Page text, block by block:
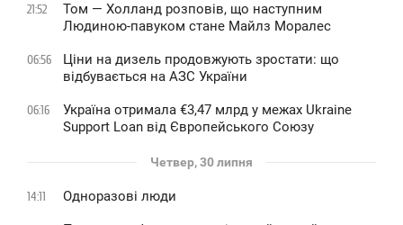
21:52
Том — Холланд розповів, що наступним
Людиною-павуком стане Майлз Моралес
06:56
Ціни на дизель продовжують зростати: що
відбувається на АЗС України
06:16
Україна отримала €3,47 млрд у межах Ukraine
Support Loan від Європейського Союзу
Четвер, 30 липня
14:11 Одноразові люди